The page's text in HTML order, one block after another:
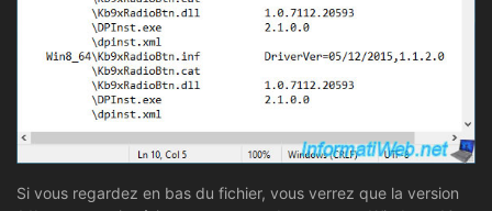
Si vous regardez en bas du fichier, vous verrez que la version